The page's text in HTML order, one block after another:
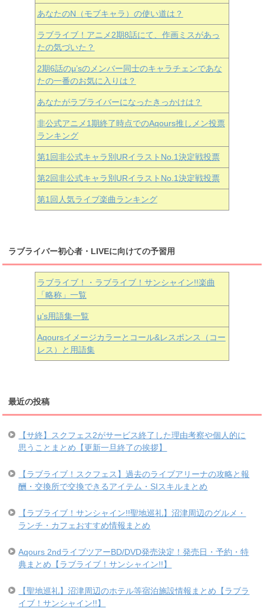
あなたのN（モブキャラ）の使い道は？
ラブライブ！アニメ2期8話にて、作画ミスがあっ
たの気づいた？
2期6話のμ’sのメンバー同士のキャラチェンであな
たの一番のお気に入りは？
あなたがラブライバーになったきっかけは？
非公式アニメ1期終了時点でのAqours推しメン投票
ランキング
第1回非公式キャラ別URイラストNo.1決定戦投票
第2回非公式キャラ別URイラストNo.1決定戦投票
第1回人気ライブ楽曲ランキング
ラブライバー初心者・LIVEに向けての予習用
ラブライブ！・ラブライブ！サンシャイン!!楽曲
「略称」一覧
μ’s用語集一覧
Aqoursイメージカラーとコール&レスポンス（コー
レス）と用語集
最近の投稿
【サ終】スクフェス2がサービス終了した理由考察や個人的に
思うことまとめ【更新一旦終了の挨拶】
【ラブライブ！スクフェス】過去のライブアリーナの攻略と報
酬・交換所で交換できるアイテム・SIスキルまとめ
【ラブライブ！サンシャイン!!聖地巡礼】沼津周辺のグルメ・
ランチ・カフェおすすめ情報まとめ
Aqours 2ndライブツアーBD/DVD発売決定！発売日・予約・特
典まとめ【ラブライブ！サンシャイン!!】
【聖地巡礼】沼津周辺のホテル等宿泊施設情報まとめ【ラブラ
イブ！サンシャイン!!】